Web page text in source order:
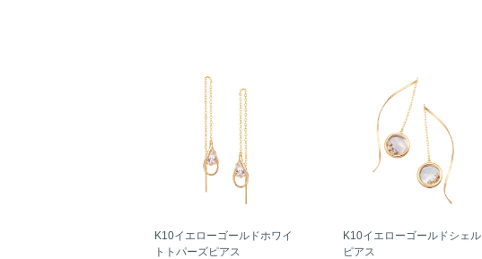
K10イエローゴールドホワイ
トトパーズピアス
K10イエローゴールドシェル
ピアス